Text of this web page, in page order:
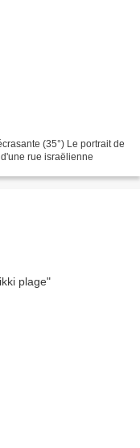
(35°) Le portrait de
rue israëlienne